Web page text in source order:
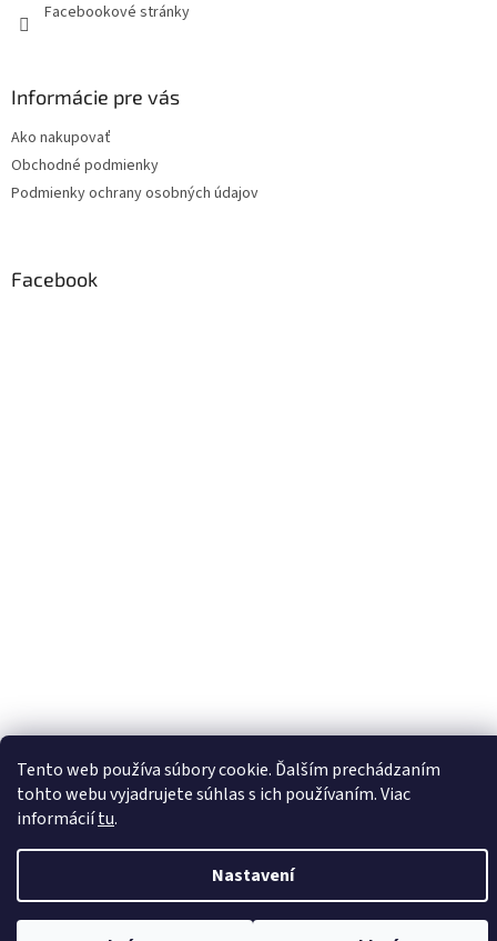
Tento web používa súbory cookie. Ďalším prechádzaním
tohto webu vyjadrujete súhlas s ich používaním. Viac
informáciítu.
Nastavení
Facebookové stránky
Informácie pre vás
Ako nakupovať
Obchodné podmienky
Podmienky ochrany osobných údajov
Facebook
Vytvořil Shoptet
Copyright 2026